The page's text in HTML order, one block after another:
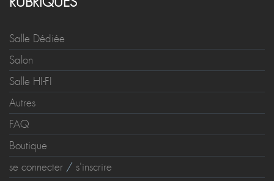
Salle Dédiée
Salon
Salle HI-FI
Autres
FAQ
Boutique
se connecter / s'inscrire